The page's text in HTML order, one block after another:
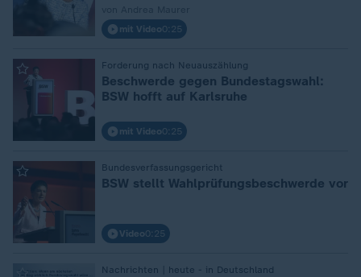
mit Video0:25
Forderung nach Neuauszählung
Beschwerde gegen Bundestagswahl:
BSW hofft auf Karlsruhe
mit Video0:25
Bundesverfassungsgericht
BSW stellt Wahlprüfungsbeschwerde vor
Video0:25
Nachrichten | heute - in Deutschland